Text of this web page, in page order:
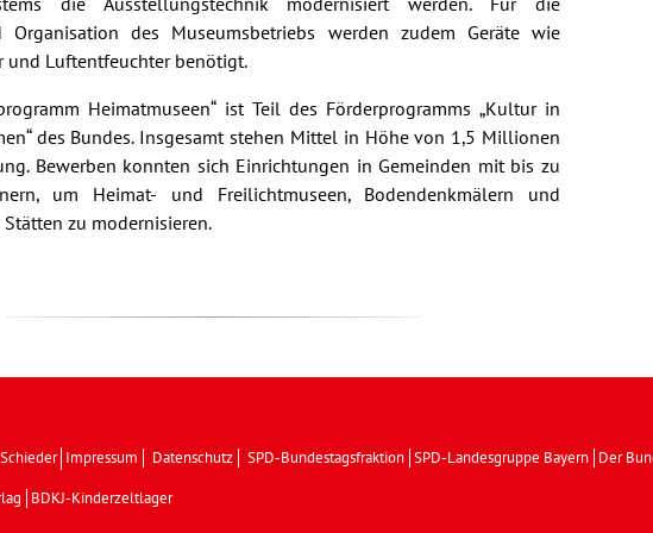
die Ausstellungstechnik modernisiert werden. Für die
Organisation des Museumsbetriebs werden zudem Geräte wie
und Luftentfeuchter benötigt.
Heimatmuseen“ ist Teil des Förderprogramms „Kultur in
des Bundes. Insgesamt stehen Mittel in Höhe von 1,5 Millionen
Bewerben konnten sich Einrichtungen in Gemeinden mit bis zu
um Heimat- und Freilichtmuseen, Bodendenkmälern und
zu modernisieren.
Impressum Datenschutz SPD-Bundestagsfraktion SPD-Landesgruppe Bayern Der
BDKJ-Kinderzeltlager